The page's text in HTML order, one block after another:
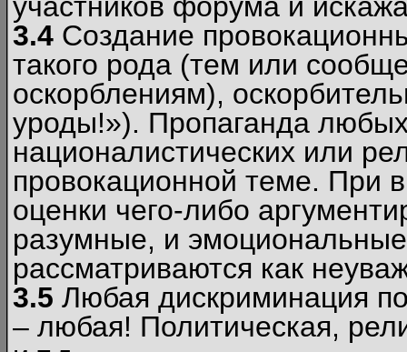
3.4 Создание
такого рода (тем или
оскорблениям),
уроды!»). Пропаганда
националистических или
провокационной теме. При
оценки чего-либо
разумные, и
рассматриваются как
3.5 Любая дискриминация
– любая! Политическая,